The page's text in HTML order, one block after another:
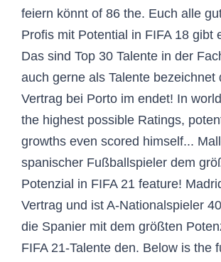
feiern könnt of 86 the. Euch alle
Profis mit Potential in FIFA 18 gibt
Das sind Top 30 Talente in der
auch gerne als Talente bezeichnet
Vertrag bei Porto im endet! In
the highest possible Ratings,
growths even scored himself...
spanischer Fußballspieler dem
Potenzial in FIFA 21 feature!
Vertrag und ist A-Nationalspieler
die Spanier mit dem größten
FIFA 21-Talente den. Below is the